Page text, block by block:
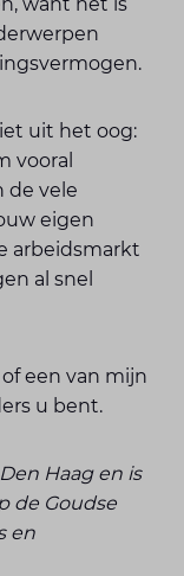
uit het oog:
vooral
de vele
eigen
arbeidsmarkt
al snel
een van mijn
u bent.
Haag en is
de Goudse
en